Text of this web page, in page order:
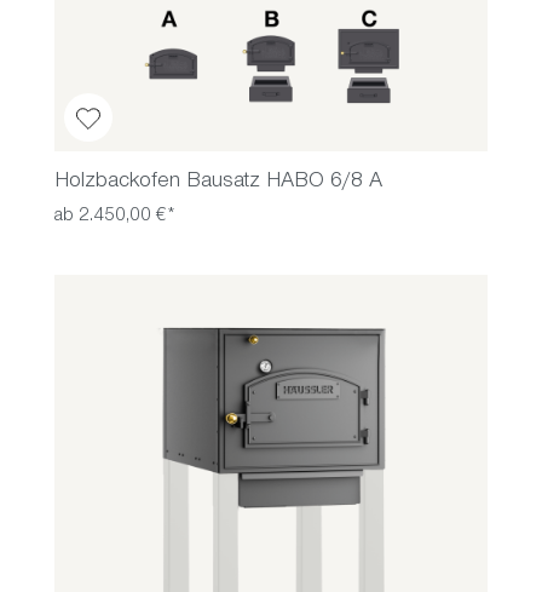
Holzbackofen Bausatz HABO 6/8 A
ab 2.450,00 €*